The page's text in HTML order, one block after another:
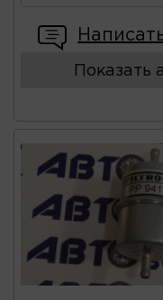
Показать